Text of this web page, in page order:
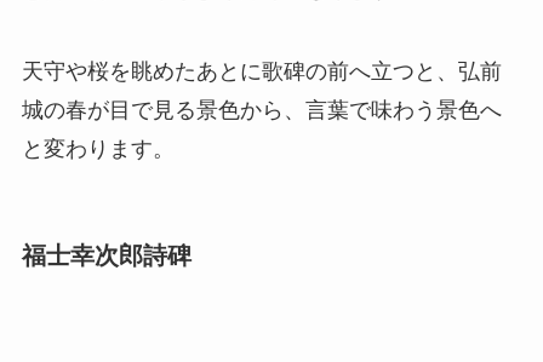
天守や桜を眺めたあとに歌碑の前へ立つと、弘前
城の春が目で見る景色から、言葉で味わう景色へ
と変わります。
福士幸次郎詩碑